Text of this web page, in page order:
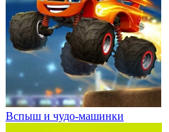
Вспыш и чудо-машинки